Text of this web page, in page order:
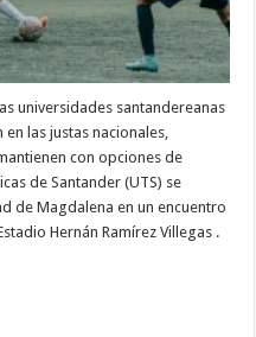
universidades santandereanas
las justas nacionales,
con opciones de
de Santander (UTS) se
de Magdalena en un encuentro
Hernán Ramírez Villegas .